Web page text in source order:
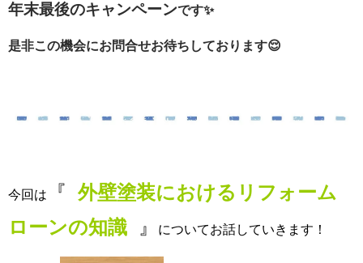
年末最後のキャンペーンです✨
是非この機会にお問合せお待ちしております😌
今回は 『 外壁塗装におけるリフォーム
ローンの知識
』 についてお話していきます！